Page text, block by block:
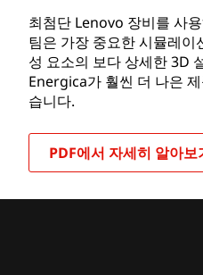
최첨단 Lenovo 장비를 사
팀은 가장 중요한 시뮬레
성 요소의 보다 상세한 3D
Energica가 훨씬 더 나은
습니다.
PDF에서 자세히 알아보